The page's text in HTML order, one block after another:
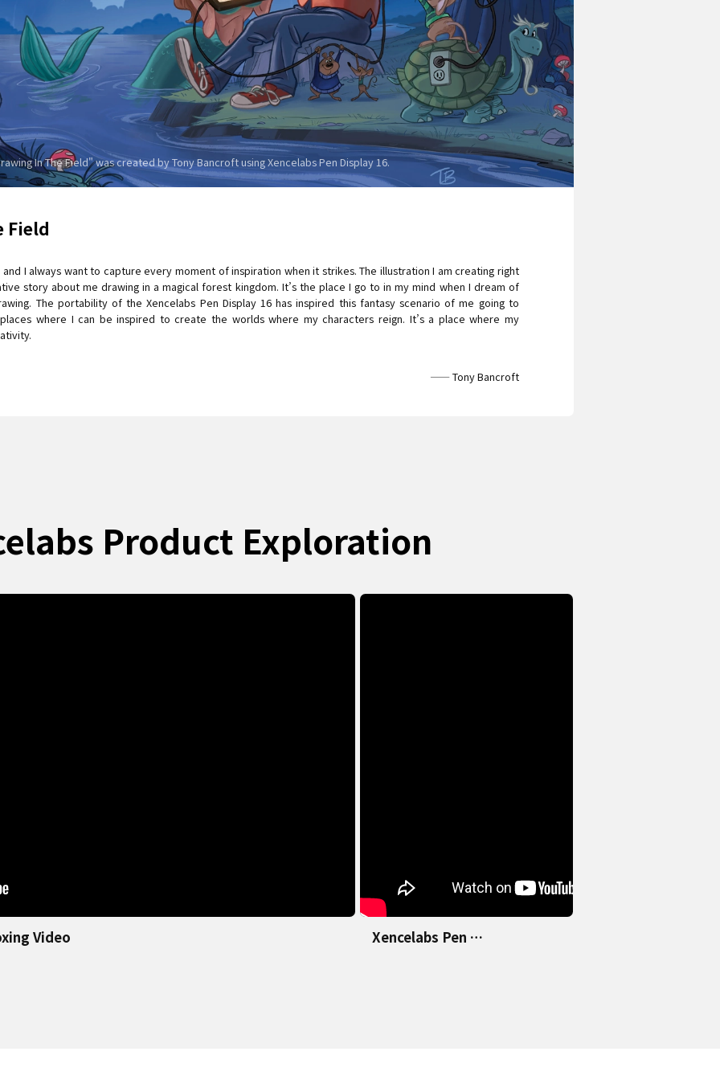
In The Field" was created by Tony Bancroft using Xencelabs Pen Display 16.
Field
I always want to capture every moment of inspiration when it strikes. The illustration I am creating right
story about me drawing in a magical forest kingdom. It’s the place I go to in my mind when I dream of
The portability of the Xencelabs Pen Display 16 has inspired this fantasy scenario of me going to
where I can be inspired to create the worlds where my characters reign. It’s a place where my
—— Tony Bancroft
Product Exploration
Video Xencelabs Pen Display 16 Experience Video